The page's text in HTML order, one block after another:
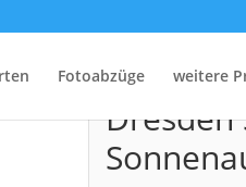
Fotoabzüge weitere
(00455) Dresden Skyline
Dresden